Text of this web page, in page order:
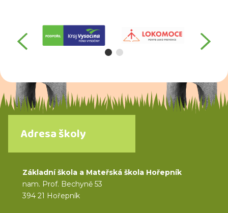
Adresa školy
Základní škola a Mateřská škola Hořepník
nam. Prof. Bechyně 53
394 21 Hořepník